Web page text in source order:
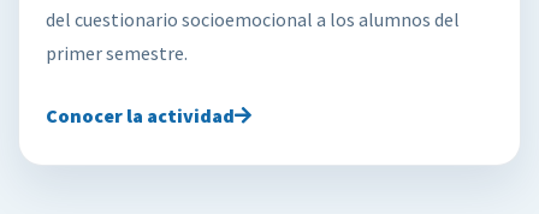
del cuestionario socioemocional a los alumnos del
primer semestre.
Conocer la actividad